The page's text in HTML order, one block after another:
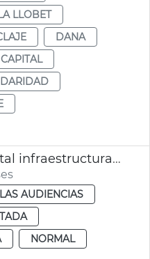
LLOBET
DANA
València escudo digital infraestructuras críticas
AUDIENCIAS
NORMAL